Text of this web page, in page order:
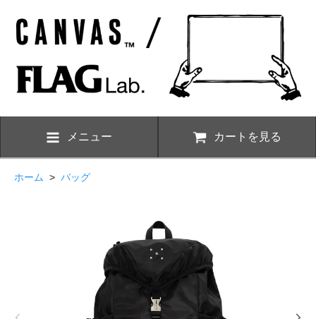
メニュー カートを見る
ホーム > バッグ